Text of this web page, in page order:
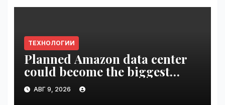
ТЕХНОЛОГИИ
Planned Amazon data center
could become the biggest
climate polluter in the U.S. |
VseTime.ru
АВГ 9, 2026